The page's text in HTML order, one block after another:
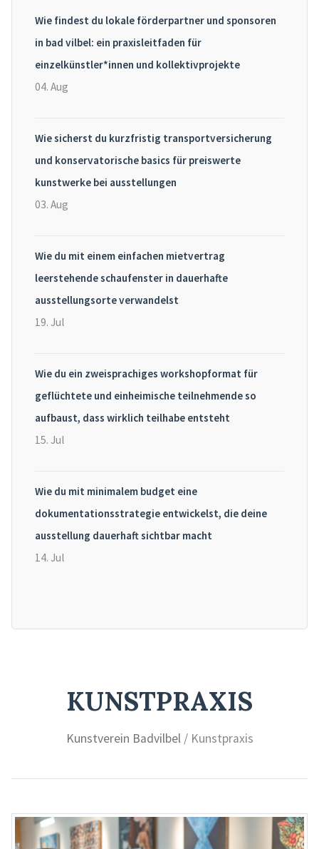
Wie findest du lokale förderpartner und sponsoren
in bad vilbel: ein praxisleitfaden für
einzelkünstler*innen und kollektivprojekte
04. Aug
Wie sicherst du kurzfristig transportversicherung
und konservatorische basics für preiswerte
kunstwerke bei ausstellungen
03. Aug
Wie du mit einem einfachen mietvertrag
leerstehende schaufenster in dauerhafte
ausstellungsorte verwandelst
19. Jul
Wie du ein zweisprachiges workshopformat für
geflüchtete und einheimische teilnehmende so
aufbaust, dass wirklich teilhabe entsteht
15. Jul
Wie du mit minimalem budget eine
dokumentationsstrategie entwickelst, die deine
ausstellung dauerhaft sichtbar macht
14. Jul
KUNSTPRAXIS
Kunstverein Badvilbel/ Kunstpraxis